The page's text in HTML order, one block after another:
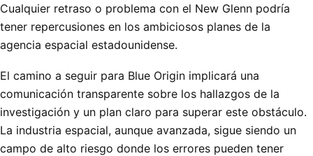
Cualquier retraso o problema con el New Glenn podría
tener repercusiones en los ambiciosos planes de la
agencia espacial estadounidense.
El camino a seguir para Blue Origin implicará una
comunicación transparente sobre los hallazgos de la
investigación y un plan claro para superar este obstáculo.
La industria espacial, aunque avanzada, sigue siendo un
campo de alto riesgo donde los errores pueden tener